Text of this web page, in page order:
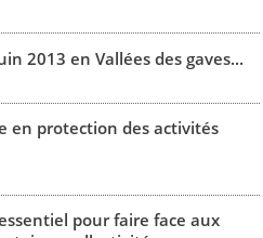
2013 en Vallées des gaves...
en protection des activités
pour faire face aux